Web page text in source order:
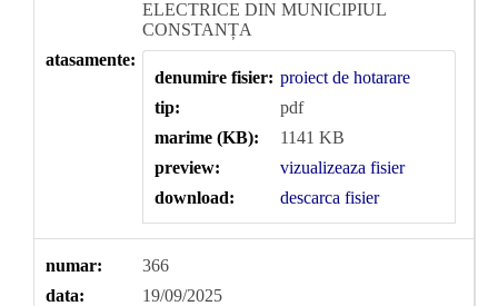
ELECTRICE DIN MUNICIPIUL
CONSTANȚA
atasamente:
denumire fisier: proiect de hotarare
tip:
pdf
marime (KB):
1141 KB
preview:
vizualizeaza fisier
download:
descarca fisier
numar:
366
data:
19/09/2025